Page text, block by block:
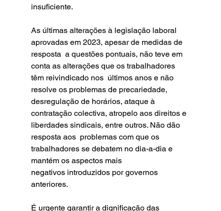
insuficiente.
As últimas alterações à legislação laboral
aprovadas em 2023, apesar de medidas de
resposta  a questões pontuais, não teve em
conta as alterações que os trabalhadores
têm reivindicado nos  últimos anos e não
resolve os problemas de precariedade,
desregulação de horários, ataque à
contratação colectiva, atropelo aos direitos e
liberdades sindicais, entre outros. Não dão
resposta aos  problemas com que os
trabalhadores se debatem no dia-a-dia e
mantém os aspectos mais
negativos introduzidos por governos
anteriores.
É urgente garantir a dignificação das